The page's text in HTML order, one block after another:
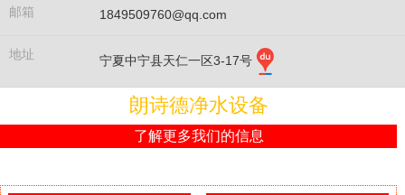
邮箱 1849509760@qq.com
地址 宁夏中宁县天仁一区3-17号
朗诗德净水设备
了解更多我们的信息